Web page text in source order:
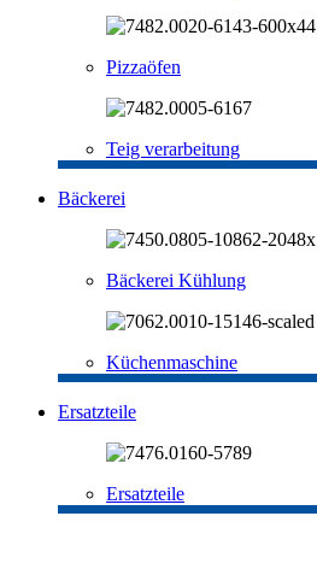
Pizzaöfen
Teig verarbeitung
Bäckerei
Bäckerei Kühlung
Küchenmaschine
Ersatzteile
Ersatzteile